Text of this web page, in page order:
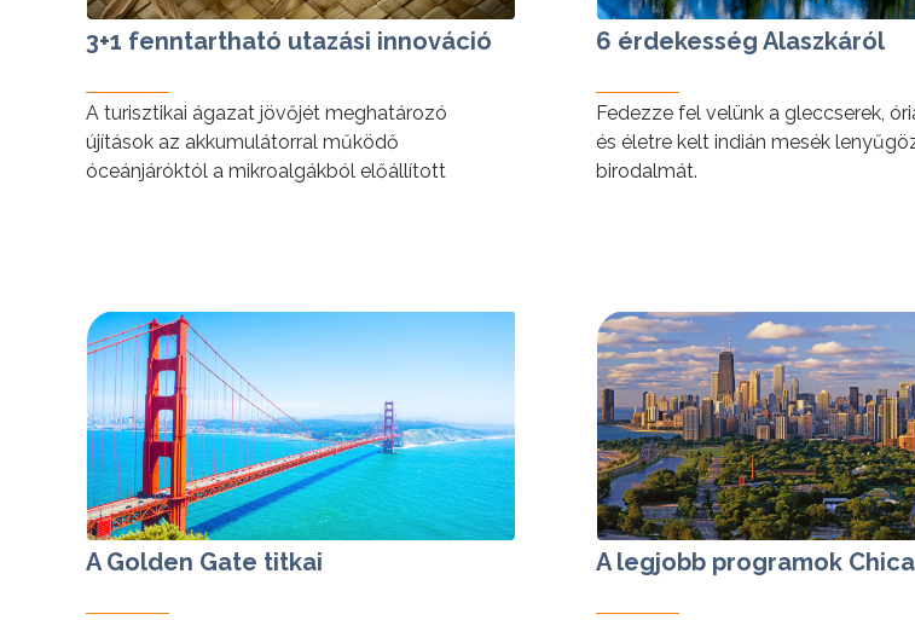
3+1 fenntartható utazási innováció
A turisztikai ágazat jövőjét meghatározó
újítások az akkumulátorral működő
óceánjáróktól a mikroalgákból előállított
6 érdekesség Alaszkáról
Fedezze fel velünk a gleccserek,
és életre kelt indián mesék
birodalmát.
A Golden Gate titkai A legjobb programok